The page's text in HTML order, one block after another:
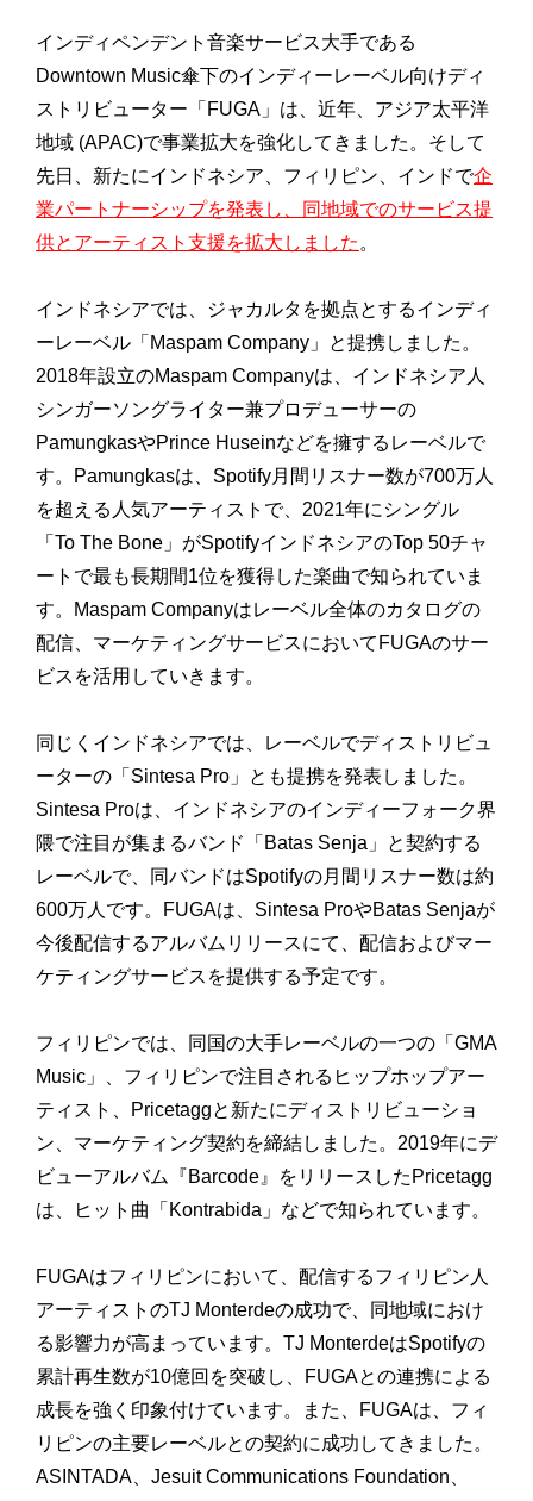
インディペンデント音楽サービス大手である
Downtown Music傘下のインディーレーベル向けディ
ストリビューター「FUGA」は、近年、アジア太平洋
地域 (APAC)で事業拡大を強化してきました。そして
先日、新たにインドネシア、フィリピン、インドで企
業パートナーシップを発表し、同地域でのサービス提
供とアーティスト支援を拡大しました 。
インドネシアでは、ジャカルタを拠点とするインディ
ーレーベル「Maspam Company」と提携しました。
2018年設立のMaspam Companyは、インドネシア人
シンガーソングライター兼プロデューサーの
PamungkasやPrince Huseinなどを擁するレーベルで
す。Pamungkasは、Spotify月間リスナー数が700万人
を超える人気アーティストで、2021年にシングル
「To The Bone」がSpotifyインドネシアのTop 50チャ
ートで最も長期間1位を獲得した楽曲で知られていま
す。Maspam Companyはレーベル全体のカタログの
配信、マーケティングサービスにおいてFUGAのサー
ビスを活用していきます。
同じくインドネシアでは、レーベルでディストリビュ
ーターの「Sintesa Pro」とも提携を発表しました。
Sintesa Proは、インドネシアのインディーフォーク界
隈で注目が集まるバンド「Batas Senja」と契約する
レーベルで、同バンドはSpotifyの月間リスナー数は約
600万人です。FUGAは、Sintesa ProやBatas Senjaが
今後配信するアルバムリリースにて、配信およびマー
ケティングサービスを提供する予定です。
フィリピンでは、同国の大手レーベルの一つの「GMA
Music」、フィリピンで注目されるヒップホップアー
ティスト、Pricetaggと新たにディストリビューショ
ン、マーケティング契約を締結しました。2019年にデ
ビューアルバム『Barcode』をリリースしたPricetagg
は、ヒット曲「Kontrabida」などで知られています。
FUGAはフィリピンにおいて、配信するフィリピン人
アーティストのTJ Monterdeの成功で、同地域におけ
る影響力が高まっています。TJ MonterdeはSpotifyの
累計再生数が10億回を突破し、FUGAとの連携による
成長を強く印象付けています。また、FUGAは、フィ
リピンの主要レーベルとの契約に成功してきました。
ASINTADA、Jesuit Communications Foundation、